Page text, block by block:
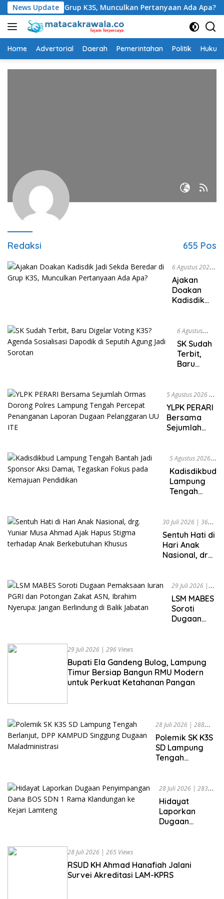
Langsung
ke
konten
News Update
Beredar di Grup K3S, Munculkan Pertanyaan Ada Apa?
Home Advertorial Daerah Pemerintahan Politik
Redaksi 655 Pos
6 Agustus 2026
|2080 Views
Ajakan
Doakan
Kadisdik
Grup K3S,
Munculkan
Pertanyaan
Ada Apa?
6 Agustus
2026|291
Views
SK Sudah
Terbit,
Baru
K3S?
Agenda
Sosialisasi
Dapodik
di Seputih
Jadi
Sorotan
5 Agustus 2026|
286 Views
YLPK PERARI
Bersama
Sejumlah
Polres
Lampung
Tengah
Percepat
Penanganan
Dugaan
Pelanggaran
UU ITE
5 Agustus 2026|
275 Views
Kadisdikbud
Lampung
Tengah
Aksi Damai,
Tegaskan
Fokus pada
Kemajuan
Pendidikan
30 Juli 2026 | 362
Views
Sentuh Hati di
Hari Anak
Nasional, drg.
Hapus Stigma
terhadap
Anak
Berkebutuhan
Khusus
29 Juli 2026 |
319 Views
LSM MABES
Soroti
Dugaan
Potongan
Zakat ASN,
Ibrahim
Nyerupa:
Jabatan
29 Juli 2026 | 296 Views
Bupati Ela Gandeng Bulog, Lampung
Timur Bersiap Bangun RMU Modern
untuk Perkuat Ketahanan Pangan
28 Juli 2026 | 288
Views
Polemik SK K3S
SD Lampung
Tengah
Singgung
Dugaan
Maladministrasi
28 Juli 2026 | 283
Views
Hidayat
Laporkan
Dugaan
Klandungan ke
Kejari
28 Juli 2026 | 265 Views
RSUD KH Ahmad Hanafiah Jalani
Survei Akreditasi LAM-KPRS